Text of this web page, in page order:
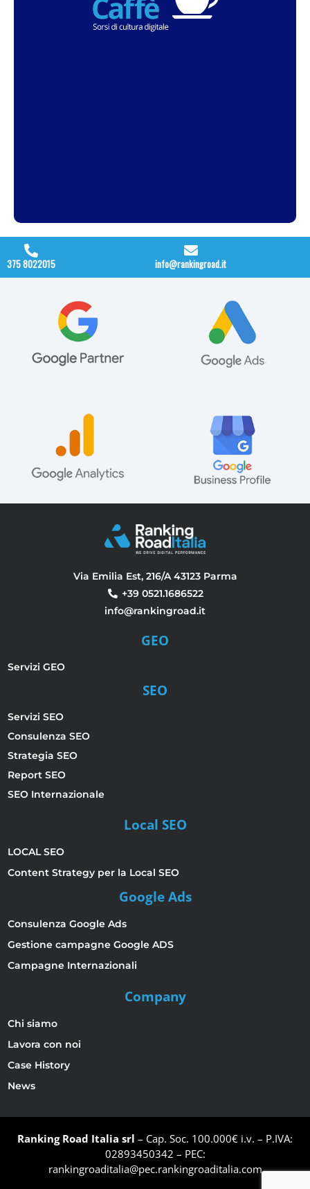
375 8022015 info@rankingroad.it
Via Emilia Est, 216/A 43123 Parma
+39 0521.1686522
info@rankingroad.it
GEO
Servizi GEO
SEO
Servizi SEO
Consulenza SEO
Strategia SEO
Report SEO
SEO Internazionale
Local SEO
LOCAL SEO
Content Strategy per la Local SEO
Google Ads
Consulenza Google Ads
Gestione campagne Google ADS
Campagne Internazionali
Company
Chi siamo
Lavora con noi
Case History
News
Ranking Road Italia srl – Cap. Soc. 100.000€ i.v. – P.IVA:
02893450342 – PEC:
rankingroaditalia@pec.rankingroaditalia.com